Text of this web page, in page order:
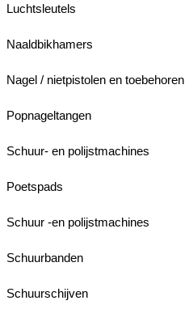
Luchtsleutels
Naaldbikhamers
Nagel / nietpistolen en toebehoren
Popnageltangen
Schuur- en polijstmachines
Poetspads
Schuur -en polijstmachines
Schuurbanden
Schuurschijven